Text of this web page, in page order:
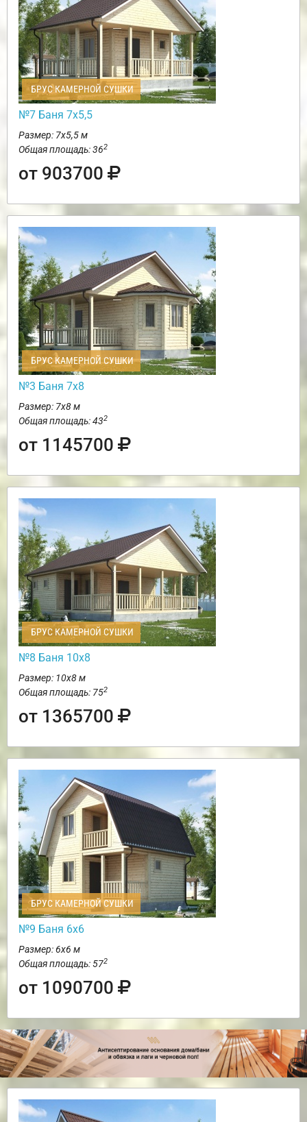
БРУС КАМЕРНОЙ СУШКИ
№7 Баня 7х5,5
Размер: 7х5,5 м
Общая площадь: 362
от 903700
БРУС КАМЕРНОЙ СУШКИ
№3 Баня 7х8
Размер: 7х8 м
Общая площадь: 432
от 1145700
БРУС КАМЕРНОЙ СУШКИ
№8 Баня 10х8
Размер: 10х8 м
Общая площадь: 752
от 1365700
БРУС КАМЕРНОЙ СУШКИ
№9 Баня 6х6
Размер: 6х6 м
Общая площадь: 572
от 1090700